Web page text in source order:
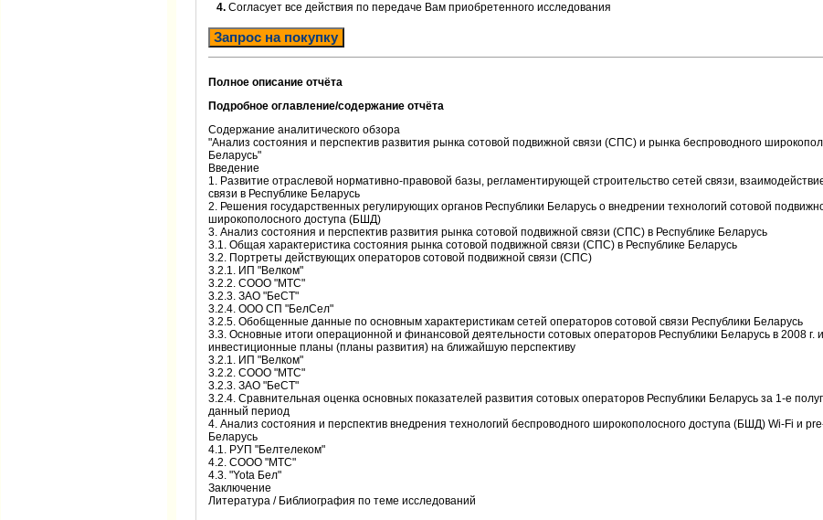
4. Согласует все действия по передаче Вам приобретенного исследования
Запрос на покупку
Полное описание отчёта
Подробное оглавление/содержание отчёта
Содержание аналитического обзора
"Анализ состояния и перспектив развития рынка сотовой подвижной связи (СПС) и рынка беспроводного
Беларусь"
Введение
1. Развитие отраслевой нормативно-правовой базы, регламентирующей строительство сетей связи,
связи в Республике Беларусь
2. Решения государственных регулирующих органов Республики Беларусь о внедрении технологий сотовой
широкополосного доступа (БШД)
3. Анализ состояния и перспектив развития рынка сотовой подвижной связи (СПС) в Республике Беларусь
3.1. Общая характеристика состояния рынка сотовой подвижной связи (СПС) в Республике Беларусь
3.2. Портреты действующих операторов сотовой подвижной связи (СПС)
3.2.1. ИП "Велком"
3.2.2. СООО "МТС"
3.2.3. ЗАО "БеСТ"
3.2.4. ООО СП "БелСел"
3.2.5. Обобщенные данные по основным характеристикам сетей операторов сотовой связи Республики Беларусь
3.3. Основные итоги операционной и финансовой деятельности сотовых операторов Республики Беларусь в 2008 г. и
инвестиционные планы (планы развития) на ближайшую перспективу
3.2.1. ИП "Велком"
3.2.2. СООО "МТС"
3.2.3. ЗАО "БеСТ"
3.2.4. Сравнительная оценка основных показателей развития сотовых операторов Республики Беларусь за 1-е
данный период
4. Анализ состояния и перспектив внедрения технологий беспроводного широкополосного доступа (БШД) Wi-Fi и
Беларусь
4.1. РУП "Белтелеком"
4.2. СООО "МТС"
4.3. "Yota Бел"
Заключение
Литература / Библиография по теме исследований